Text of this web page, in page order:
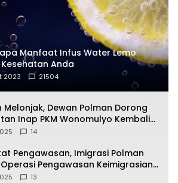
Manfaat Infus Water Lemo
Anda
2023 21504
Melonjak, Dewan Polman Dorong
Inap PKM Wonomulyo Kembali
14
Pengawasan, Imigrasi Polman
Pengawasan Keimigrasian
Serentak disemua Daerah
13